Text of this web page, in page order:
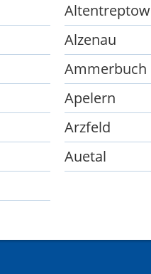
Altentreptow
Alzenau
Ammerbuch
Apelern
Arzfeld
Auetal